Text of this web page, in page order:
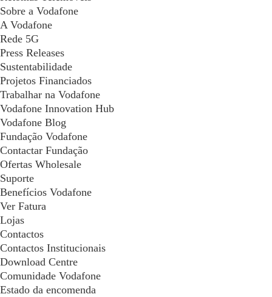
Sobre a Vodafone
A Vodafone
Rede 5G
Press Releases
Sustentabilidade
Projetos Financiados
Trabalhar na Vodafone
Vodafone Innovation Hub
Vodafone Blog
Fundação Vodafone
Contactar Fundação
Ofertas Wholesale
Suporte
Benefícios Vodafone
Ver Fatura
Lojas
Contactos
Contactos Institucionais
Download Centre
Comunidade Vodafone
Estado da encomenda